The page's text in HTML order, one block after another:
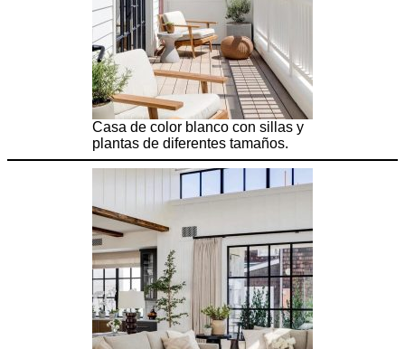
Casa de color blanco con sillas y
plantas de diferentes tamaños.